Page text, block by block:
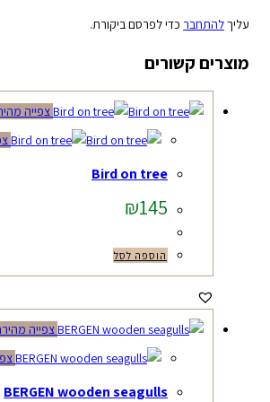
עליךלהתחבר כדי לפרסם ביקורת.
מוצרים קשורים
צפייה
Bird on tree
₪145
הוספה לסל
צפייה
BERGEN wooden seagulls